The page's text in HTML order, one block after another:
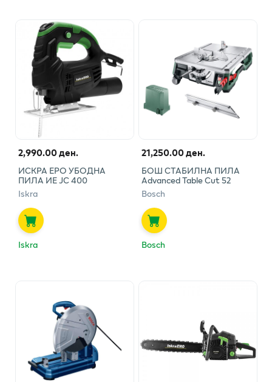
2,990.00 ден.
ИСКРА ЕРО УБОДНА
ПИЛА ИЕ ЈС 400
Iskra
Iskra
21,250.00 ден.
БОШ СТАБИЛНА ПИЛА
Advanced Table Cut 52
Bosch
Bosch